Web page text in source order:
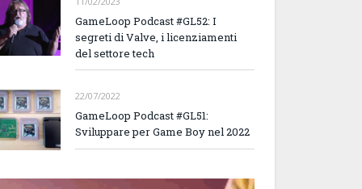
GameLoop Podcast #GL52: I
segreti di Valve, i licenziamenti
del settore tech
22/07/2022
GameLoop Podcast #GL51:
Sviluppare per Game Boy nel 2022